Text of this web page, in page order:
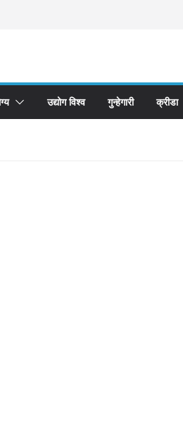
उद्योग विश्व गुन्हेगारी क्रीडा